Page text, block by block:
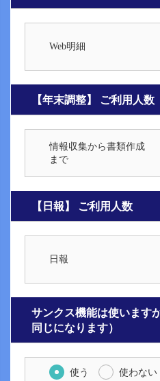
Web明細
【年末調整】 ご利用人数
情報収集から書類作成
まで
【日報】 ご利用人数
日報
サンクス機能は使います
同じになります）
使う 使わない